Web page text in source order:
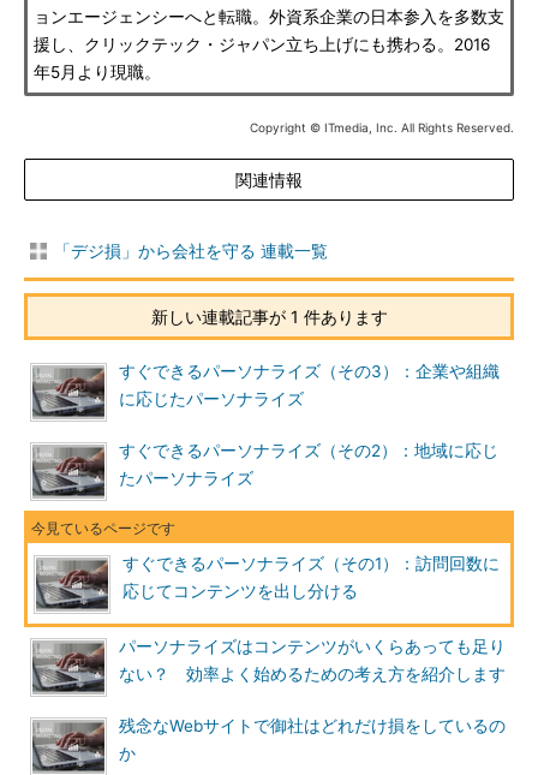
ョンエージェンシーへと転職。外資系企業の日本参入を多数支
援し、クリックテック・ジャパン立ち上げにも携わる。2016
年5月より現職。
Copyright © ITmedia, Inc. All Rights Reserved.
関連情報
「デジ損」から会社を守る 連載一覧
新しい連載記事が 1 件あります
すぐできるパーソナライズ（その3）：企業や組織
に応じたパーソナライズ
すぐできるパーソナライズ（その2）：地域に応じ
たパーソナライズ
すぐできるパーソナライズ（その1）：訪問回数に
応じてコンテンツを出し分ける
パーソナライズはコンテンツがいくらあっても足り
ない？ 効率よく始めるための考え方を紹介します
残念なWebサイトで御社はどれだけ損をしているの
か